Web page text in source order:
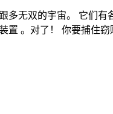
无双的宇宙。 它们
。对了！ 你要捕住